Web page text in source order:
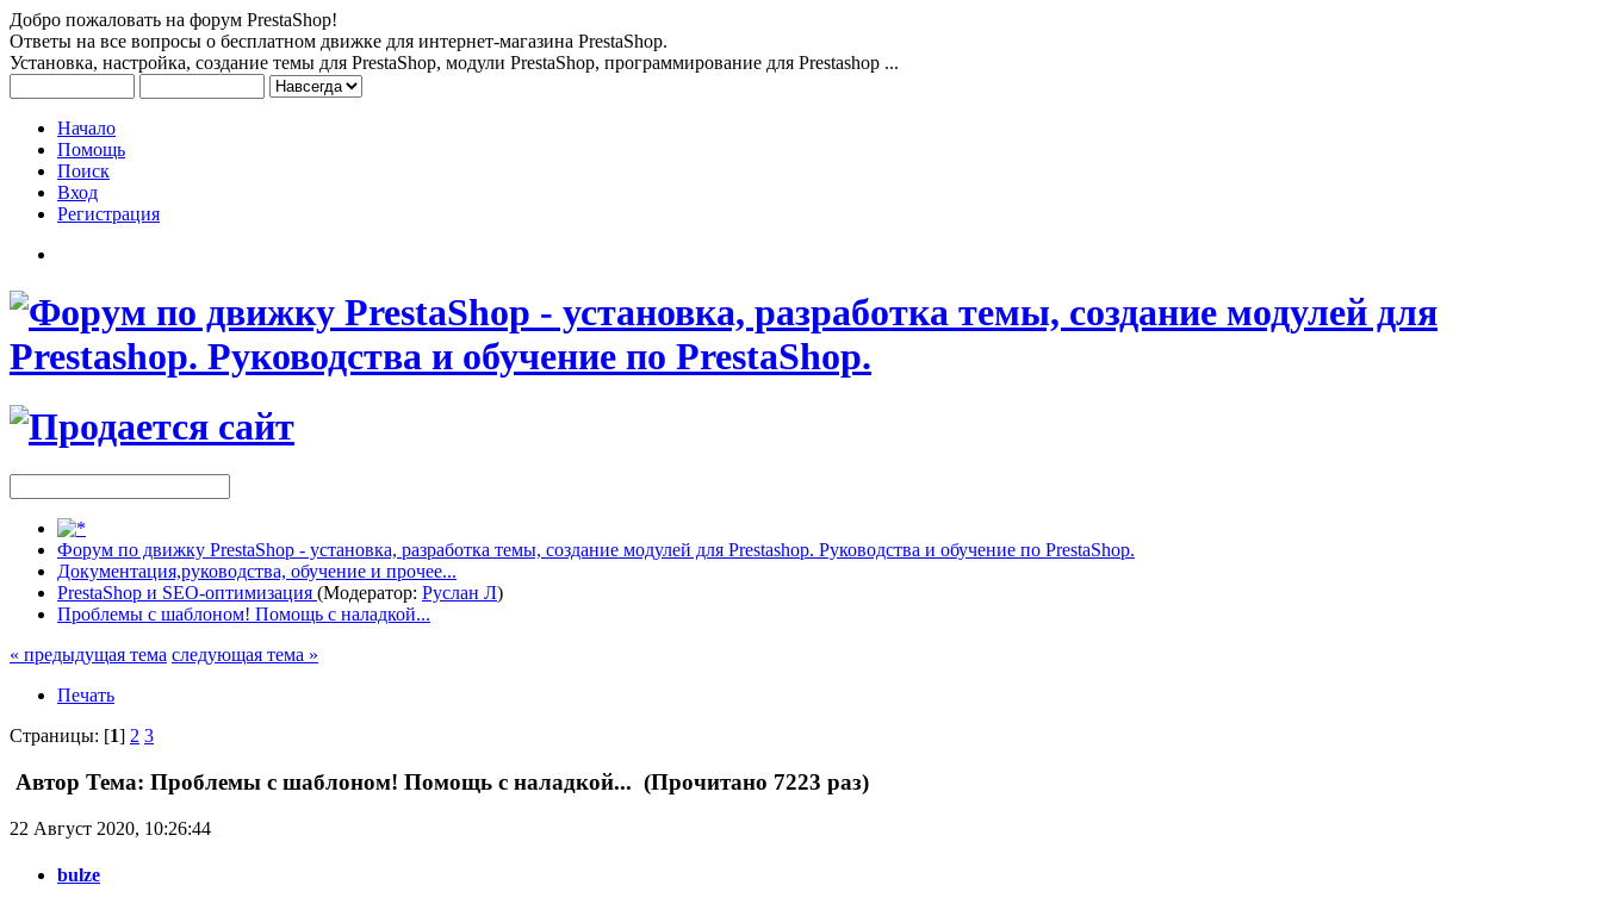
Добро пожаловать на форум PrestaShop!
Ответы на все вопросы о бесплатном движке для интернет-магазина PrestaShop.
Установка, настройка, создание темы для PrestaShop, модули PrestaShop, программирование для Prestashop ...
Начало
Помощь
Поиск
Вход
Регистрация
Форум по движку PrestaShop - установка, разработка темы, создание модулей для Prestashop. Руководства и обучение по PrestaShop.
Документация,руководства, обучение и прочее...
PrestaShop и SEO-оптимизация (Модератор: Руслан Л)
Проблемы с шаблоном! Помощь с наладкой...
« предыдущая тема следующая тема »
Печать
Страницы: [1] 2 3
Автор Тема: Проблемы с шаблоном! Помощь с наладкой... (Прочитано 7223 раз)
22 Август 2020, 10:26:44
bulze